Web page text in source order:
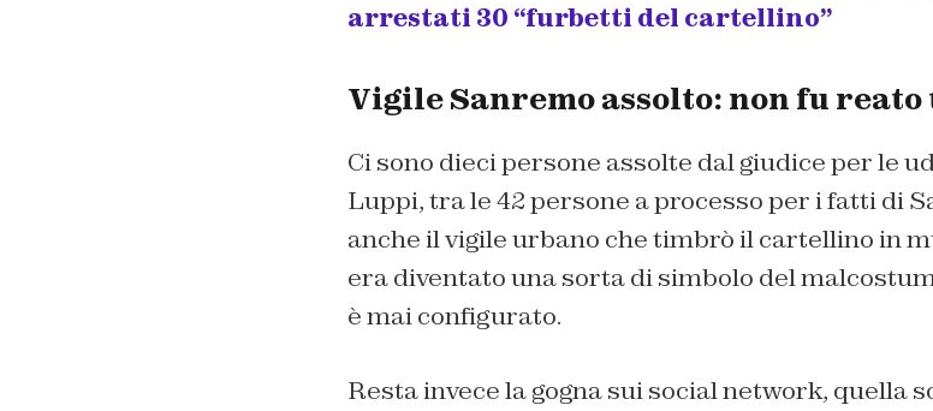
arrestati 30 “furbetti del cartellino”
Vigile Sanremo assolto: non fu
Ci sono dieci persone assolte dal giudice per le
Luppi, tra le 42 persone a processo per i fatti di
anche il vigile urbano che timbrò il cartellino in
era diventato una sorta di simbolo del
è mai configurato.
Resta invece la gogna sui social network, quella